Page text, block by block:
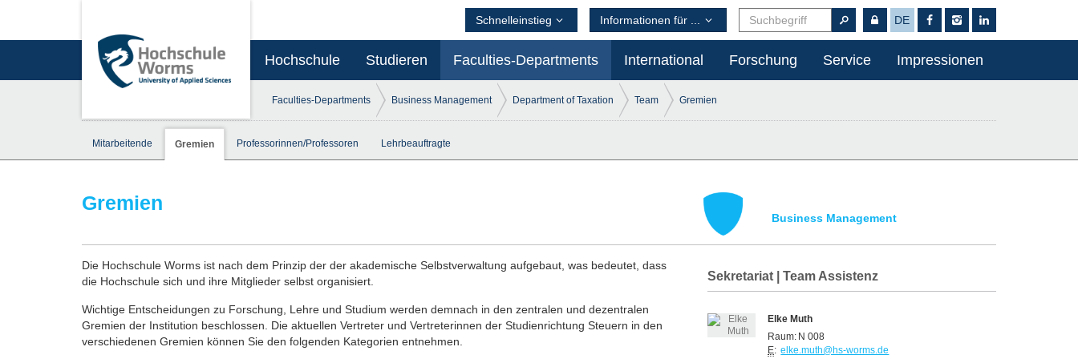
Hochschule Studieren Faculties-Departments International Forschung Service Impressionen
DE
Schnelleinstieg Informationen für ...
Faculties-Departments Business Management Department of Taxation Team Gremien
Mitarbeitende Gremien Professorinnen/Professoren Lehrbeauftragte
Gremien
Business Management
Die Hochschule Worms ist nach dem Prinzip der der akademische Selbstverwaltung aufgebaut, was bedeutet, dass
die Hochschule sich und ihre Mitglieder selbst organisiert.
Wichtige Entscheidungen zu Forschung, Lehre und Studium werden demnach in den zentralen und dezentralen
Gremien der Institution beschlossen. Die aktuellen Vertreter und Vertreterinnen der Studienrichtung Steuern in den
verschiedenen Gremien können Sie den folgenden Kategorien entnehmen.
Sekretariat | Team Assistenz
Elke Muth
Raum: N 008
E: elke.muth@hs-worms.de